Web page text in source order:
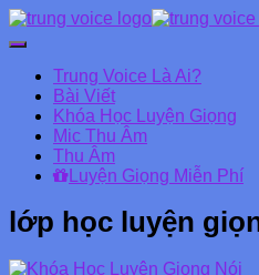
Chuyển
Danh
mục
chính
Trung Voice Là Ai?
Bài Viết
Khóa Học Luyện Giọng
Mic Thu Âm
Thu Âm
Luyện Giọng Miễn Phí
lớp học luyện